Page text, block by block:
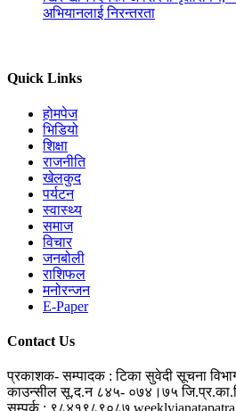
अभियानलाई निरन्तरता
Quick Links
होमपेज
भिडियो
शिक्षा
राजनीति
खेलकुद
पर्यटन
स्वास्थ्य
समाज
विचार
जनबोली
राशिफल
मनोरन्जन
E-Paper
Contact Us
प्रकाशक- सम्पादक : टिका सुवेदी सूचना
काउन्सील सू.द.न ८४५- ०७४।७५
सम्पर्क : ९८४१९८९०८७